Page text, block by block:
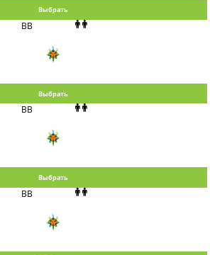
Выбрать
BB
Выбрать
BB
Выбрать
BB